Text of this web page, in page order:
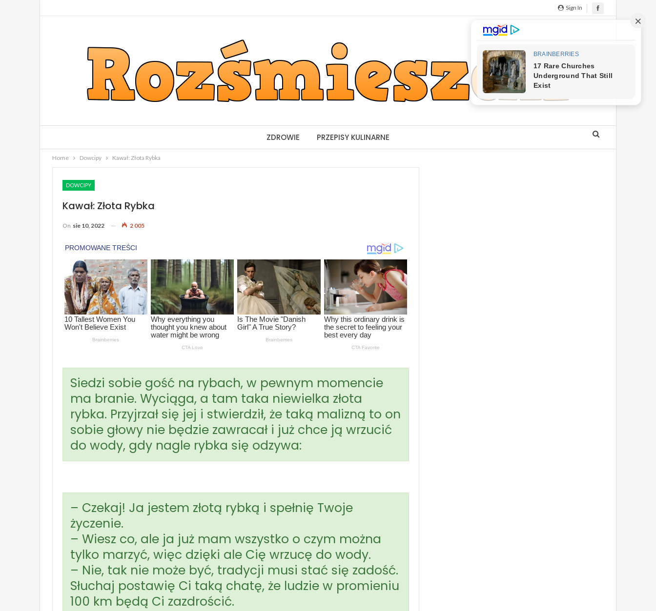
Sign In
ZDROWIE PRZEPISY KULINARNE
Home Dowcipy Kawał: Złota Rybka
DOWCIPY
Kawał: Złota Rybka
On sie 10, 2022 2 005
Siedzi sobie gość na rybach, w pewnym momencie
ma branie. Wyciąga, a tam taka niewielka złota
rybka. Przyjrzał się jej i stwierdził, że taką malizną to on
sobie głowy nie będzie zawracał i już chce ją wrzucić
do wody, gdy nagle rybka się odzywa:
– Czekaj! Ja jestem złotą rybką i spełnię Twoje
życzenie.
– Wiesz co, ale ja już mam wszystko o czym można
tylko marzyć, więc dzięki ale Cię wrzucę do wody.
– Nie, tak nie może być, tradycji musi stać się zadość.
Słuchaj postawię Ci taką chatę, że ludzie w promieniu
100 km będą Ci zazdrościć.